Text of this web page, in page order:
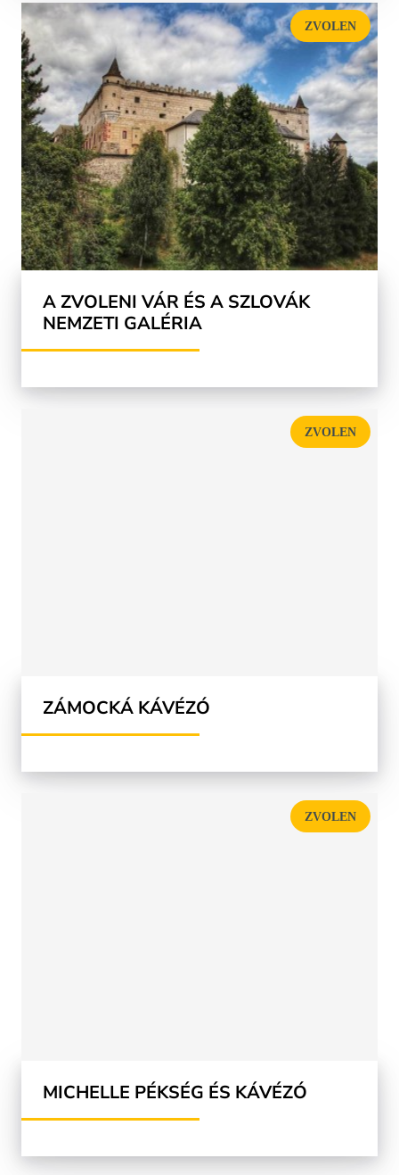
ZVOLEN
A ZVOLENI VÁR ÉS A SZLOVÁK
NEMZETI GALÉRIA
ZVOLEN
ZÁMOCKÁ KÁVÉZÓ
ZVOLEN
MICHELLE PÉKSÉG ÉS KÁVÉZÓ